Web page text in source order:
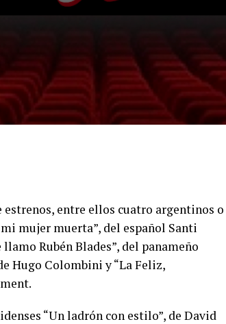
entre ellos cuatro argentinos o
mujer muerta”, del español Santi
Rubén Blades”, del panameño
Hugo Colombini y “La Feliz,
“Un ladrón con estilo”, de David